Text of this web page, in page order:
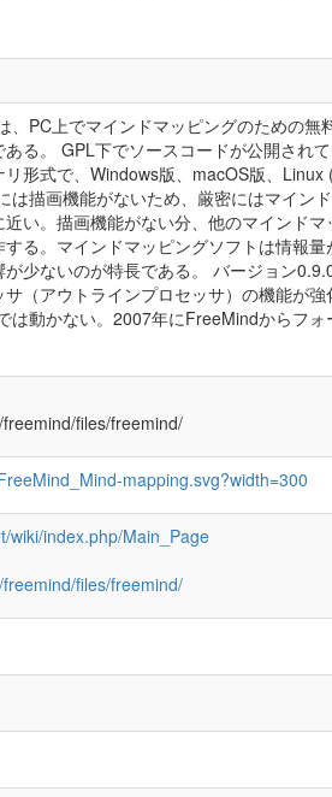
、PC上でマインドマッピングのための
ある。 GPL下でソースコードが公開され
形式で、Windows版、macOS版、Linux
は描画機能がないため、厳密にはマイン
近い。描画機能がない分、他のマインド
る。マインドマッピングソフトは情報
少ないのが特長である。 バージョン
（アウトラインプロセッサ）の機能が
は動かない。2007年にFreeMindからフ
files/freemind/
mapping.svg?width=300
wiki/index.php/Main_Page
files/freemind/